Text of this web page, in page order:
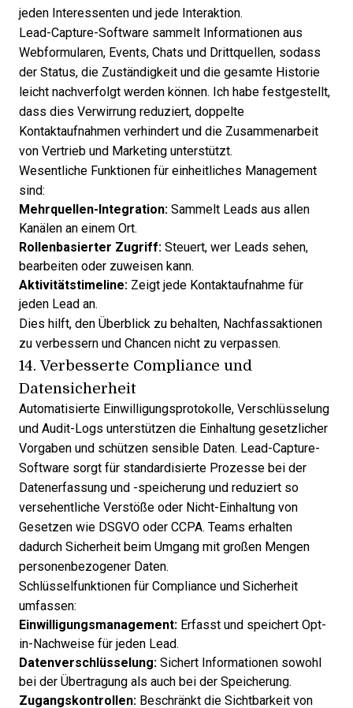
jeden Interessenten und jede Interaktion.
Lead-Capture-Software sammelt Informationen aus
Webformularen, Events, Chats und Drittquellen, sodass
der Status, die Zuständigkeit und die gesamte Historie
leicht nachverfolgt werden können. Ich habe festgestellt,
dass dies Verwirrung reduziert, doppelte
Kontaktaufnahmen verhindert und die Zusammenarbeit
von Vertrieb und Marketing unterstützt.
Wesentliche Funktionen für einheitliches Management
sind:
Mehrquellen-Integration: Sammelt Leads aus allen
Kanälen an einem Ort.
Rollenbasierter Zugriff: Steuert, wer Leads sehen,
bearbeiten oder zuweisen kann.
Aktivitätstimeline: Zeigt jede Kontaktaufnahme für
jeden Lead an.
Dies hilft, den Überblick zu behalten, Nachfassaktionen
zu verbessern und Chancen nicht zu verpassen.
14. Verbesserte Compliance und
Datensicherheit
Automatisierte Einwilligungsprotokolle, Verschlüsselung
und Audit-Logs unterstützen die Einhaltung gesetzlicher
Vorgaben und schützen sensible Daten. Lead-Capture-
Software sorgt für standardisierte Prozesse bei der
Datenerfassung und -speicherung und reduziert so
versehentliche Verstöße oder Nicht-Einhaltung von
Gesetzen wie DSGVO oder CCPA. Teams erhalten
dadurch Sicherheit beim Umgang mit großen Mengen
personenbezogener Daten.
Schlüsselfunktionen für Compliance und Sicherheit
umfassen:
Einwilligungsmanagement: Erfasst und speichert Opt-
in-Nachweise für jeden Lead.
Datenverschlüsselung: Sichert Informationen sowohl
bei der Übertragung als auch bei der Speicherung.
Zugangskontrollen: Beschränkt die Sichtbarkeit von